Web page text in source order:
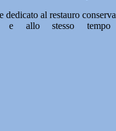
al restauro
allo stesso tempo